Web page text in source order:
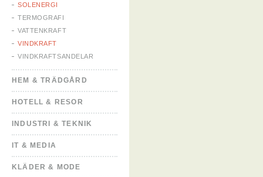
SOLENERGI
TERMOGRAFI
VATTENKRAFT
VINDKRAFT
VINDKRAFTSANDELAR
HEM & TRÄDGÅRD
HOTELL & RESOR
INDUSTRI & TEKNIK
IT & MEDIA
KLÄDER & MODE